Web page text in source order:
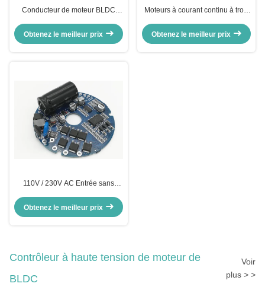
Conducteur de moteur BLDC
vitesse du moteur CC Rectangle
Pwm Contrôle de vitesse 1-20kHz
Obtenez le meilleur prix
Moteurs à courant continu à trois
Obtenez le meilleur prix
110V / 230V AC Entrée sans
Contrôleur du moteur Pour le
ventilateur de refroidissement
Obtenez le meilleur prix
Contrôleur à haute tension de moteur de
BLDC
Voir
plus > >